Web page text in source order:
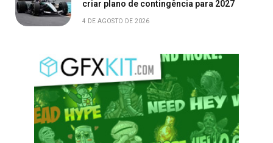
criar plano de contingência para 2027
4 DE AGOSTO DE 2026